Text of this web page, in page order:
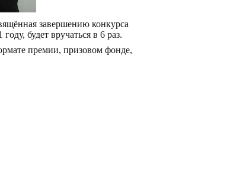
завершению конкурса
будет вручаться в 6 раз.
премии, призовом фонде,